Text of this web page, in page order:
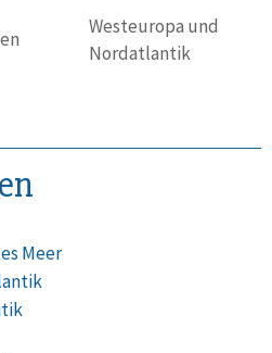
Westeuropa und
Nordatlantik
Meer